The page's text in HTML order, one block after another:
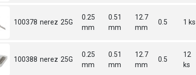
100378 nerez 25G
0.25
mm
0.51
mm
12.7
mm
0.5 1 ks
100388 nerez 25G
0.25
mm
0.51
mm
12.7
mm
0.5
12
ks